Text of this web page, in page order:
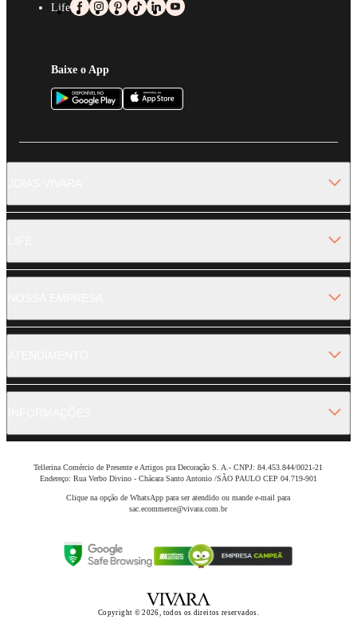
Life
Baixe o App
Tellerina Comércio de Presente e Artigos pra Decoração S. A.- CNPJ: 84.453.844/0021-21
Endereço: Rua Verbo Divino - Chácara Santo Antonio /SÃO PAULO CEP 04.719-901
Clique na opção de WhatsApp para ser atendido ou mande e-mail para
sac.ecommerce@vivara.com.br
Copyright © 2026, todos os direitos reservados.